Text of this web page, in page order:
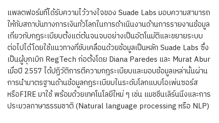
แพลตฟอร์มที่ได้รับความไว้วางใจของ Suade Labs มอบความสามารถ
ให้กับสถาบันทางการเงินทั่วโลกในการดำเนินงานด้านการรายงานข้อมูล
เกี่ยวกับกฎระเบียบตั้งแต่ต้นจนจบอย่างเป็นอัตโนมัติและขยายระบบ
ต่อไปได้โดยใช้แนวทางที่ขับเคลื่อนด้วยข้อมูลเป็นหลัก Suade Labs ซึ่ง
เป็นผู้บุกเบิก RegTech ก่อตั้งโดย Diana Paredes และ Murat Abur
เมื่อปี 2557 ได้ปฏิวัติการตีความกฎระเบียบและมอบข้อมูลเหล่านั้นผ่าน
การนำมาตรฐานด้านข้อมูลกฎระเบียบในระดับโลกแบบโอเพ่นซอร์ส
หรือFIRE มาใช้ พร้อมด้วยเทคโนโลยีใหม่ ๆ เช่น แมชชีนเลิร์นนิ่งและการ
ประมวลภาษาธรรมชาติ (Natural language processing หรือ NLP)